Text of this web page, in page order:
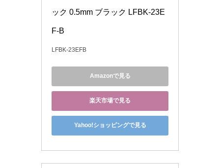
ック 0.5mm ブラック LFBK-23E
F-B
LFBK-23EFB
Amazonで見る
楽天市場で見る
Yahoo!ショッピングで見る